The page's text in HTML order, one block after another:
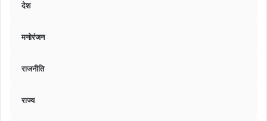
देश
मनोरंजन
राजनीति
राज्य